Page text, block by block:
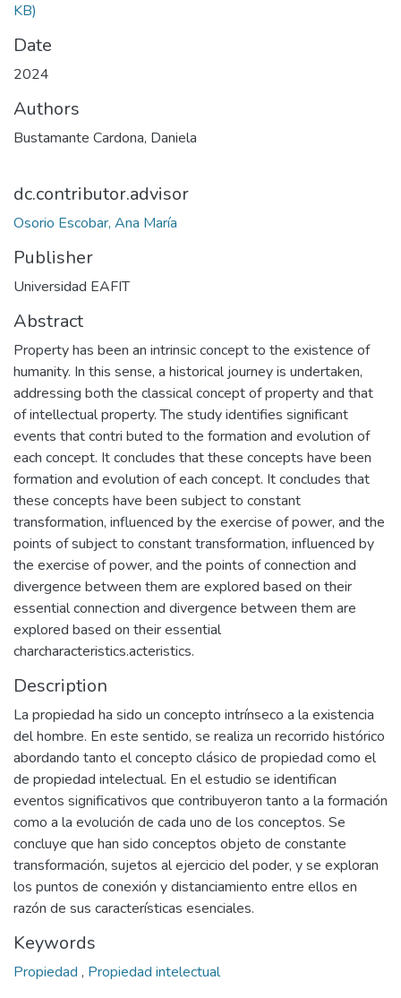
KB)
Date
2024
Authors
Bustamante Cardona, Daniela
dc.contributor.advisor
Osorio Escobar, Ana María
Publisher
Universidad EAFIT
Abstract
Property has been an intrinsic concept to the existence of
humanity. In this sense, a historical journey is undertaken,
addressing both the classical concept of property and that
of intellectual property. The study identifies significant
events that contri buted to the formation and evolution of
each concept. It concludes that these concepts have been
formation and evolution of each concept. It concludes that
these concepts have been subject to constant
transformation, influenced by the exercise of power, and the
points of subject to constant transformation, influenced by
the exercise of power, and the points of connection and
divergence between them are explored based on their
essential connection and divergence between them are
explored based on their essential
charcharacteristics.acteristics.
Description
La propiedad ha sido un concepto intrínseco a la existencia
del hombre. En este sentido, se realiza un recorrido histórico
abordando tanto el concepto clásico de propiedad como el
de propiedad intelectual. En el estudio se identifican
eventos significativos que contribuyeron tanto a la formación
como a la evolución de cada uno de los conceptos. Se
concluye que han sido conceptos objeto de constante
transformación, sujetos al ejercicio del poder, y se exploran
los puntos de conexión y distanciamiento entre ellos en
razón de sus características esenciales.
Keywords
Propiedad , Propiedad intelectual